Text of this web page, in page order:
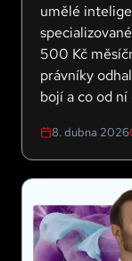
umělé
500 Kč
právníky
bojí a co od
8. dubna 2026